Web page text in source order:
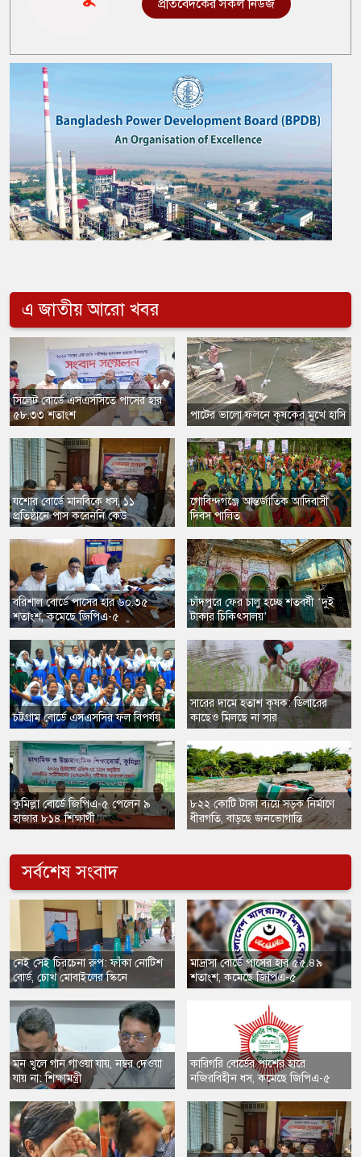
প্রতিবেদকের সকল নিউজ
এ জাতীয় আরো খবর
সিলেট বোর্ডে এসএসসিতে পাসের হার
৫৮.৩৩ শতাংশ
যশোর বোর্ডে মানবিকে ধস, ১১
প্রতিষ্ঠানে পাস করেননি কেউ
বরিশাল বোর্ডে পাসের হার ৬০.৩৫
শতাংশ, কমেছে জিপিএ-৫
চট্টগ্রাম বোর্ডে এসএসসির ফল বিপর্যয়
কুমিল্লা বোর্ডে জিপিএ-৫ পেলেন ৯
হাজার ৮১৪ শিক্ষার্থী
পাটের ভালো ফলনে কৃষকের মুখে হাসি
​গোবিন্দগঞ্জে আন্তর্জাতিক আদিবাসী
দিবস পালিত
​চাঁদপুরে ফের চালু হচ্ছে শতবর্ষী ‘দুই
টাকার চিকিৎসালয়’
সারের দামে হতাশ কৃষক: ডিলারের
কাছেও মিলছে না সার
৮২২ কোটি টাকা ব্যয়ে সড়ক নির্মাণে
ধীরগতি, বাড়ছে জনভোগান্তি
সর্বশেষ সংবাদ
নেই সেই চিরচেনা রুপ: ফাঁকা নোটিশ
বোর্ড, চোখ মোবাইলের স্কিনে
​মন খুলে গান গাওয়া যায়, নম্বর দেওয়া
যায় না: শিক্ষামন্ত্রী
মাদ্রাসা বোর্ডে পাসের হার ৫৫.৪৯
শতাংশ, কমেছে জিপিএ-৫
কারিগরি বোর্ডের পাশের হারে
নজিরবিহীন ধস, কমেছে জিপিএ-৫